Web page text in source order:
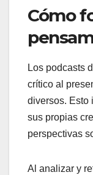
Cómo
Los podcasts
crítico al
diversos. Esto
sus propias
perspectivas
Al analizar y